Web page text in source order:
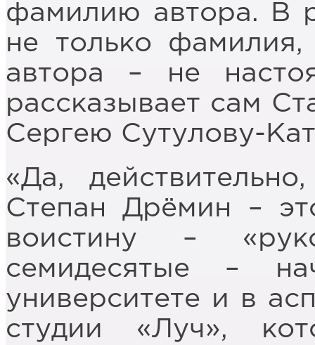
фамилию автора. В
не только
автора – не
рассказывает сам
Сергею Сутулову-
«Да,
Степан Дрёмин –
воистину –
семидесятые –
университете и в
студии «Луч»,